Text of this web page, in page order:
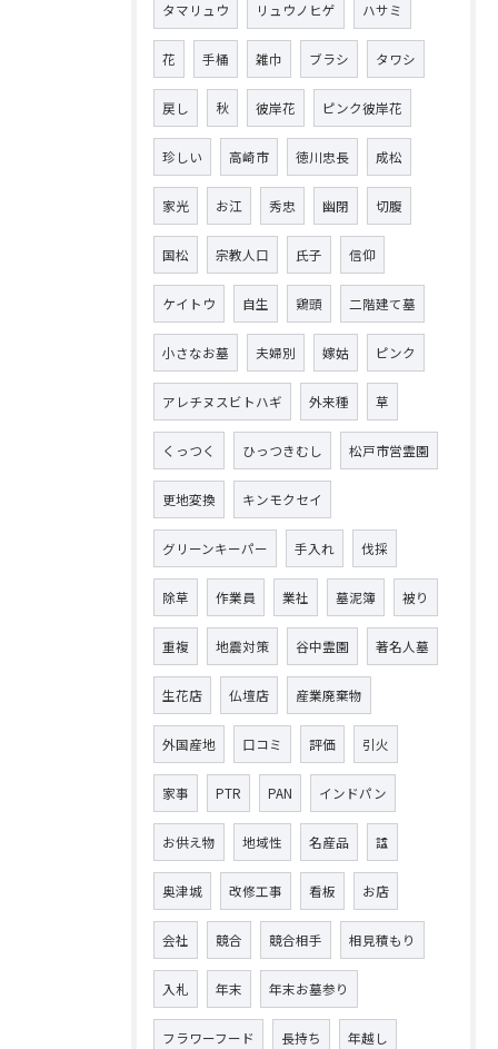
タマリュウ リュウノヒゲ ハサミ
花 手桶 雑巾 ブラシ タワシ
戻し 秋 彼岸花 ピンク彼岸花
珍しい 高崎市 徳川忠長 成松
家光 お江 秀忠 幽閉 切腹
国松 宗教人口 氏子 信仰
ケイトウ 自生 鶏頭 二階建て墓
小さなお墓 夫婦別 嫁姑 ピンク
アレチヌスビトハギ 外来種 草
くっつく ひっつきむし 松戸市営霊園
更地変換 キンモクセイ
グリーンキーパー 手入れ 伐採
除草 作業員 業社 墓泥簿 被り
重複 地震対策 谷中霊園 著名人墓
生花店 仏壇店 産業廃棄物
外国産地 口コミ 評価 引火
家事 PTR PAN インドパン
お供え物 地域性 名産品 諡
奥津城 改修工事 看板 お店
会社 競合 競合相手 相見積もり
入札 年末 年末お墓参り
フラワーフード 長持ち 年越し